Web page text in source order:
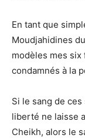
En tant que
Moudjahidines
modèles mes
condamnés à la
Si le sang de
liberté ne laisse
Cheikh, alors le